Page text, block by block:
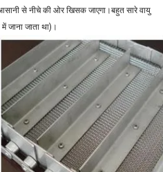
से नीचे की ओर खिसक जाएगा।बहुत सारे वायु
जाना जाता था)।